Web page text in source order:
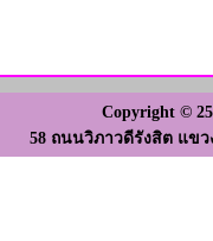
Copyright ©
58 ถนนวิภาวดีรังสิต แขว